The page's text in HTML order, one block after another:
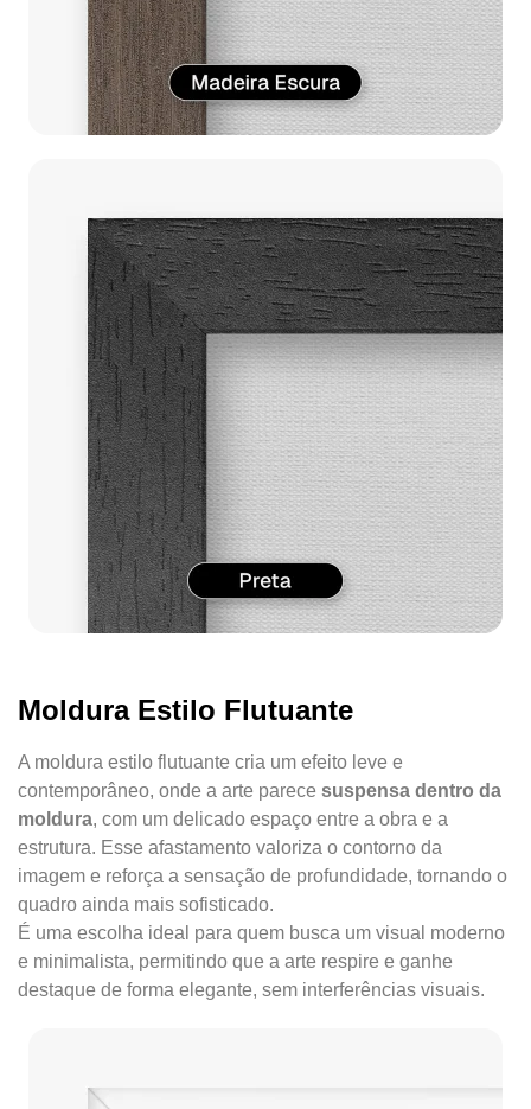
Moldura Estilo Flutuante
A moldura estilo flutuante cria um efeito leve e
contemporâneo, onde a arte parece suspensa dentro da
moldura, com um delicado espaço entre a obra e a
estrutura. Esse afastamento valoriza o contorno da
imagem e reforça a sensação de profundidade, tornando o
quadro ainda mais sofisticado.
É uma escolha ideal para quem busca um visual moderno
e minimalista, permitindo que a arte respire e ganhe
destaque de forma elegante, sem interferências visuais.